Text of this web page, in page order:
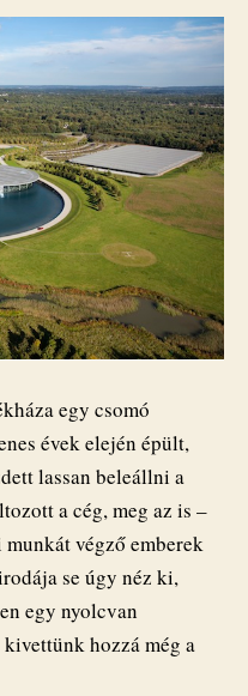
egy csomó
évek elején épült,
lassan beleállni a
a cég, meg az is –
végző emberek
se úgy néz ki,
egy nyolcvan
hozzá még a